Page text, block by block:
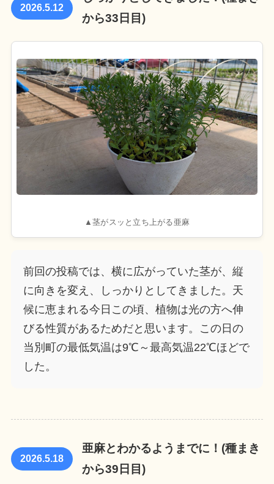
2026.5.12
から33日目)
▲茎がスッと立ち上がる亜麻
前回の投稿では、横に広がっていた茎が、縦
に向きを変え、しっかりとしてきました。天
候に恵まれる今日この頃、植物は光の方へ伸
びる性質があるためだと思います。
この日の
当別町の最低気温は9℃～最高気温22℃ほどで
した。
2026.5.18
亜麻とわかるようまでに！(種まき
から39日目)